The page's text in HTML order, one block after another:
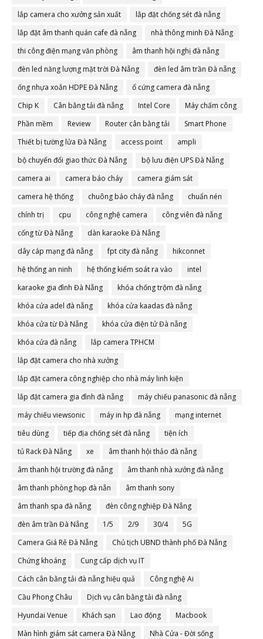
lắp camera cho xưởng sản xuất
lắp đặt chống sét đà nẵng
lắp đặt âm thanh quán cafe đà nẵng
nhà thông minh Đà Nẵng
thi công điện mạng văn phòng
âm thanh hội nghị đà nẵng
đèn led năng lượng mặt trời Đà Nẵng
đèn led âm trần Đà nẵng
ống nhựa xoắn HDPE Đà Nẵng
ổ cứng camera đà nẵng
Chip K
Cân bằng tải đà nẵng Intel Core
Máy chấm công
Phần mềm
Review Router cân bằng tải
Smart Phone
Thiết bị tường lửa Đà Nẵng
access point
ampli
bộ chuyển đổi giao thức Đà Nẵng
bộ lưu điện UPS Đà Nẵng
camera ai
camera báo cháy
camera giám sát
camera hệ thống
chuông báo cháy đà nẵng
chuẩn nén
chính trị
cpu công nghệ camera
công viên đà nẵng
cổng từ Đà Nẵng
dàn karaoke Đà Nẵng
dây cáp mạng đà nẵng
fpt city đà nẵng
hikconnet
hệ thống an ninh
hệ thống kiểm soát ra vào
intel
karaoke gia đình Đà Nẵng
khóa chống trộm đà nẵng
khóa cửa adel đà nẵng
khóa cửa kaadas đà nẵng
khóa cửa từ Đà Nẵng
khóa cửa điện tử Đà nẵng
khóa cửa đà nẵng
lắp camera TPHCM
lắp đặt camera cho nhà xưởng
lắp đặt camera công nghiệp cho nhà máy linh kiện
lắp đặt camera gia đình đà nẵng
máy chiếu panasonic đà nẵng
máy chiếu viewsonic
máy in hp đà nẵng
mạng internet
tiêu dùng
tiếp địa chống sét đà nẵng
tiện ích
tủ Rack Đà Nẵng
xe
âm thanh hội thảo đà nẵng
âm thanh hội trường đà nẵng
âm thanh nhà xưởng đà nẵng
âm thanh phòng họp đà nẵn
âm thanh sony
âm thanh spa đà nẵng
đèn công nghiệp Đà Nẵng
đèn âm trần Đà Nẵng
1/5 2/9 30/4
5G
Camera Giá Rẻ Đà Nẵng
Chủ tịch UBND thành phố Đà Nẵng
Chứng khoáng
Cung cấp dịch vụ IT
Cách cân bằng tải đà nẵng hiệu quả
Công nghệ Ai
Cầu Phong Châu
Dịch vụ cân bằng tải đà nẵng
Hyundai Venue
Khách sạn Lao động
Macbook
Màn hình giám sát camera Đà Nẵng
Nhà Cửa - Đời sống